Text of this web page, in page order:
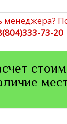
73-20